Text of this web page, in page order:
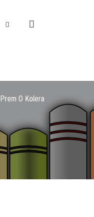
Prem O Kolera